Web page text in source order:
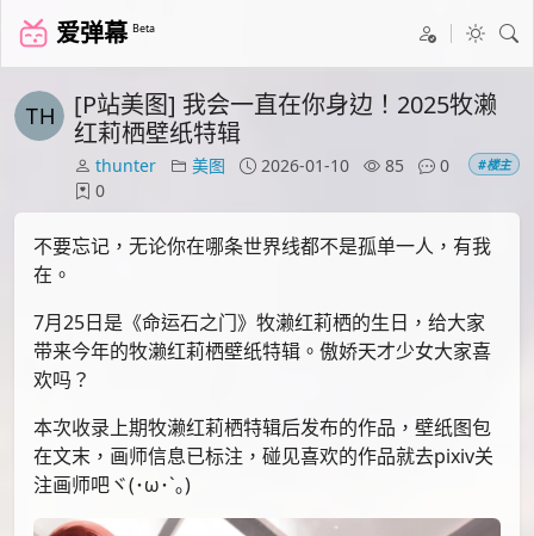
爱弹幕 Beta
[P站美图] 我会一直在你身边！2025牧濑
红莉栖壁纸特辑
thunter 美图 2026-01-10 85
0
0
#楼主
不要忘记，无论你在哪条世界线都不是孤单一人，有我
在。
7月25日是《命运石之门》牧濑红莉栖的生日，给大家
带来今年的牧濑红莉栖壁纸特辑。傲娇天才少女大家喜
欢吗？
本次收录上期牧濑红莉栖特辑后发布的作品，壁纸图包
在文末，画师信息已标注，碰见喜欢的作品就去pixiv关
注画师吧ヾ(･ω･`｡)